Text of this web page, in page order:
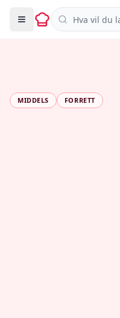
Søk i oppskrifter
MIDDELS FORRETT